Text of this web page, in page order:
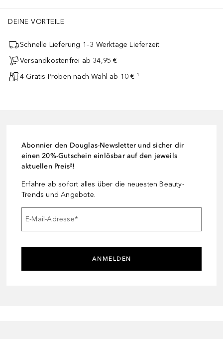
DEINE VORTEILE
Schnelle Lieferung 1–3 Werktage Lieferzeit
Versandkostenfrei ab 34,95 €
4 Gratis-Proben nach Wahl ab 10 € ¹
Abonnier den Douglas-Newsletter und sicher dir
einen 20%-Gutschein einlösbar auf den jeweils
aktuellen Preis²!
Erfahre ab sofort alles über die neuesten Beauty-
Trends und Angebote.
E-Mail-Adresse*
ANMELDEN